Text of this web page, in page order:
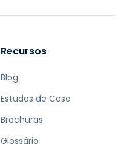
Recursos
Blog
Estudos de Caso
Brochuras
Glossário